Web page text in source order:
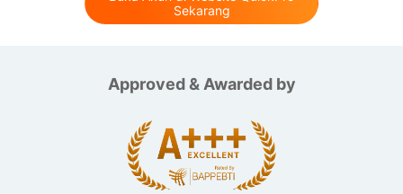
Sekarang
Approved & Awarded by